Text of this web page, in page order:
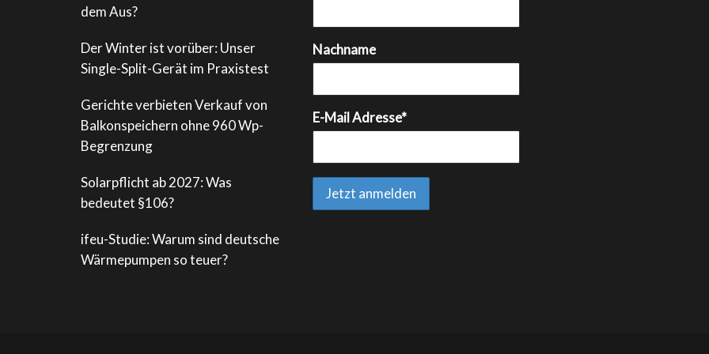
dem Aus?
Der Winter ist vorüber: Unser
Single-Split-Gerät im Praxistest
Gerichte verbieten Verkauf von
Balkonspeichern ohne 960 Wp-
Begrenzung
Solarpflicht ab 2027: Was
bedeutet §106?
ifeu-Studie: Warum sind deutsche
Wärmepumpen so teuer?
Nachname
E-Mail Adresse*